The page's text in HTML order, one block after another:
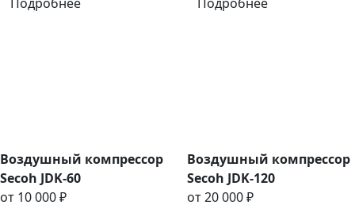
Воздушный компрессор
Secoh JDK-60
от 10 000 ₽
Воздушный компрессор
Secoh JDK-120
от 20 000 ₽